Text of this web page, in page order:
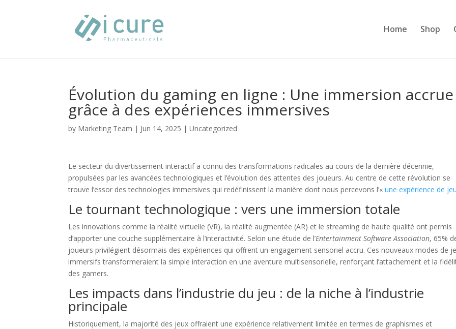
Home Shop
Évolution du gaming en ligne : Une immersion accrue
grâce à des expériences immersives
by Marketing Team | Jun 14, 2025 |Uncategorized
Le secteur du divertissement interactif a connu des transformations radicales au cours de la dernière décennie,
propulsées par les avancées technologiques et l’évolution des attentes des joueurs. Au centre de cette révolution se
trouve l’essor des technologies immersives qui redéfinissent la manière dont nous percevons l’«une expérience de jeu
Le tournant technologique : vers une immersion totale
Les innovations comme la réalité virtuelle (VR), la réalité augmentée (AR) et le streaming de haute qualité ont permis
d’apporter une couche supplémentaire à l’interactivité. Selon une étude de l’Entertainment Software Association, 65%
joueurs privilégient désormais des expériences qui offrent un engagement sensoriel accru. Ces nouveaux modes de
immersifs transformeraient la simple interaction en une aventure multisensorielle, renforçant l’attachement et la
des gamers.
Les impacts dans l’industrie du jeu : de la niche à l’industrie
principale
Historiquement, la majorité des jeux offraient une expérience relativement limitée en termes de graphismes et